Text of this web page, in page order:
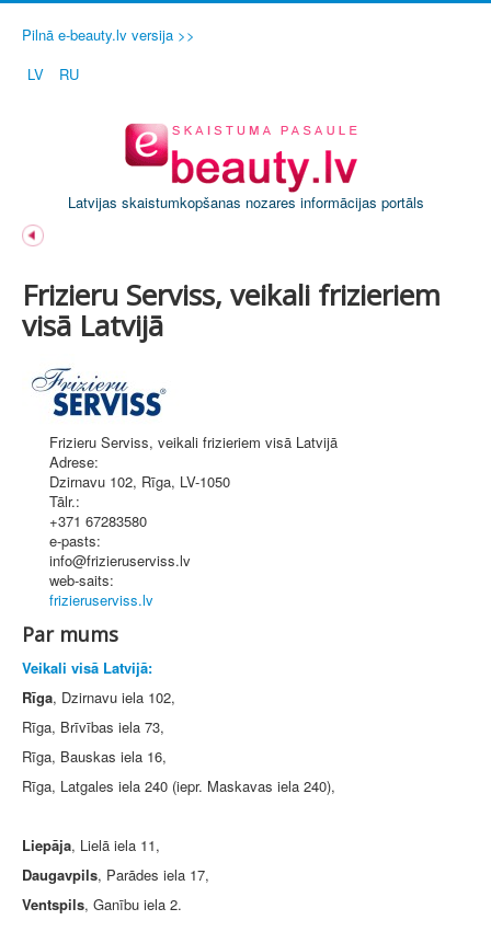
Pilnā e-beauty.lv versija >>
LV
RU
Latvijas skaistumkopšanas nozares informācijas portāls
Frizieru Serviss, veikali frizieriem
visā Latvijā
Frizieru Serviss, veikali frizieriem visā Latvijā
Adrese:
Dzirnavu 102, Rīga, LV-1050
Tālr.:
+371 67283580
e-pasts:
info@frizieruserviss.lv
web-saits:
frizieruserviss.lv
Par mums
Veikali visā Latvijā:
Rīga, Dzirnavu iela 102,
Rīga, Brīvības iela 73,
Rīga, Bauskas iela 16,
Rīga, Latgales iela 240 (iepr. Maskavas iela 240),
Liepāja, Lielā iela 11,
Daugavpils, Parādes iela 17,
Ventspils, Ganību iela 2.